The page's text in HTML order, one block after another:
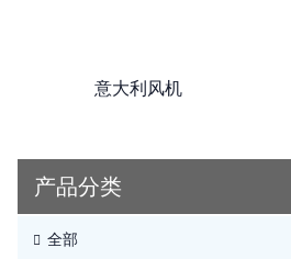
意大利风机
产品分类
全部